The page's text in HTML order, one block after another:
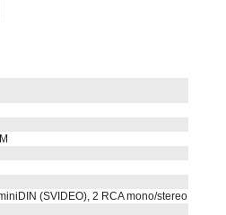
(SVIDEO), 2 RCA mono/stereo